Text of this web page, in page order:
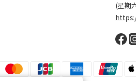
(星期